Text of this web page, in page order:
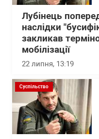
Лубінець
наслідки
закликав
мобілізації
22 липня, 13:19
Суспільство